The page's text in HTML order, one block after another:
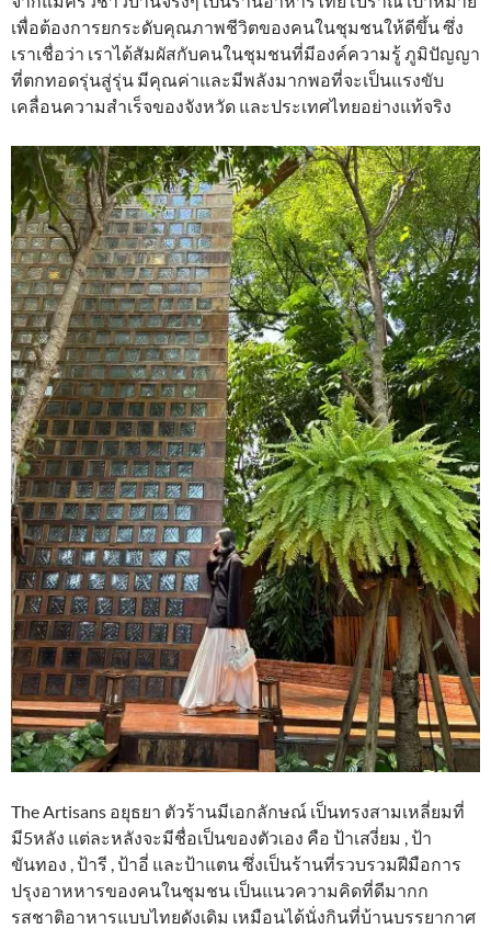
เพื่อต้องการยกระดับคุณภาพชีวิตของคนในชุมชนให้ดีขึ้น ซึ่ง
เราเชื่อว่า เราได้สัมผัสกับคนในชุมชนที่มีองค์ความรู้ ภูมิปัญญา
ที่ตกทอดรุ่นสู่รุ่น มีคุณค่าและมีพลังมากพอที่จะเป็นแรงขับ
เคลื่อนความสำเร็จของจังหวัด และประเทศไทยอย่างแท้จริง
The Artisans อยุธยา ตัวร้านมีเอกลักษณ์ เป็นทรงสามเหลี่ยมที่
มี5หลัง แต่ละหลังจะมีชื่อเป็นของตัวเอง คือ ป้าเสงี่ยม , ป้า
ขันทอง , ป้ารี , ป้าอี่ และป้าแตน ซึ่งเป็นร้านที่รวบรวมฝีมือการ
ปรุงอาหหารของคนในชุมชน เป็นแนวความคิดที่ดีมากก
รสชาติอาหารแบบไทยดังเดิม เหมือนได้นั่งกินที่บ้านบรรยากาศ